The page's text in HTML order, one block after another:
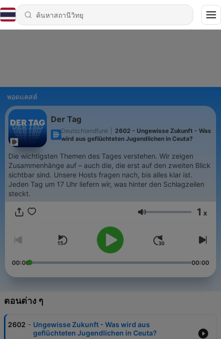
พอดแคสต์
Der Tag
Deutschlandfunk
2602 - Ungewisse Zukunft - Was
wird aus geflüchteten Jugendlichen in Ceuta?
Die wichtigsten Themen des Tages verstehen. Wir zeigen
Zusammenhänge auf – auch die, die erst auf den zweiten Blick
sichtbar sind. Unsere Hosts fragen nach, bis alles klar ist.
Jeden Tag um 17 Uhr liefern wir, was hinter den Schlagzeilen
steckt.
ระดับเสียง 1 x
00:00 00:00
ตอนต่าง ๆ
2602 - Ungewisse Zukunft - Was wird aus
geflüchteten Jugendlichen in Ceuta?